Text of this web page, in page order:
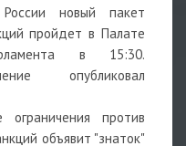
новый пакет
пройдет в Палате
в 15:30.
опубликовал
против
объявит "знаток"